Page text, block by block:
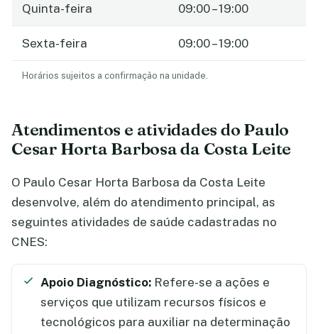
Quinta-feira 09:00 – 19:00
Sexta-feira 09:00 – 19:00
Horários sujeitos a confirmação na unidade.
Atendimentos e atividades do Paulo
Cesar Horta Barbosa da Costa Leite
O Paulo Cesar Horta Barbosa da Costa Leite
desenvolve, além do atendimento principal, as
seguintes atividades de saúde cadastradas no
CNES:
Apoio Diagnóstico: Refere-se a ações e
serviços que utilizam recursos físicos e
tecnológicos para auxiliar na determinação